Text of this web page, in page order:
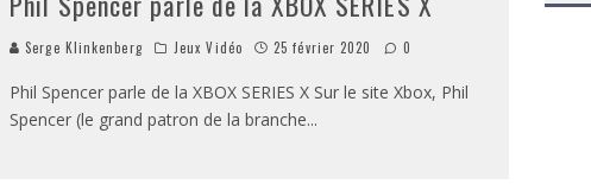
Serge Klinkenberg Jeux Vidéo 25 février 2020 0
Phil Spencer parle de la XBOX SERIES X Sur le site Xbox, Phil
Spencer (le grand patron de la branche...